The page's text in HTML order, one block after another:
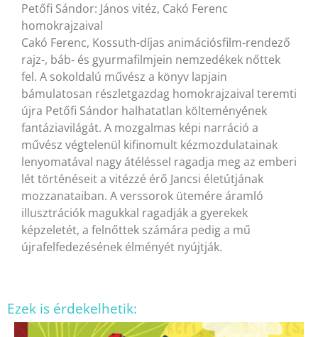
Petőfi Sándor: János vitéz, Cakó Ferenc
homokrajzaival
Cakó Ferenc, Kossuth-díjas animációsfilm-rendező
rajz-, báb- és gyurmafilmjein nemzedékek nőttek
fel. A sokoldalú művész a könyv lapjain
bámulatosan részletgazdag homokrajzaival teremti
újra Petőfi Sándor halhatatlan költeményének
fantáziavilágát. A mozgalmas képi narráció a
művész végtelenül kifinomult kézmozdulatainak
lenyomatával nagy átéléssel ragadja meg az emberi
lét történéseit a vitézzé érő Jancsi életútjának
mozzanataiban. A verssorok ütemére áramló
illusztrációk magukkal ragadják a gyerekek
képzeletét, a felnőttek számára pedig a mű
újrafelfedezésének élményét nyújtják.
Ezek is érdekelhetik: